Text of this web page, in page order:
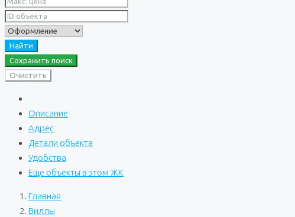
Найти
Сохранить поиск
Очистить
Описание
Адрес
Детали объекта
Удобства
Еще объекты в этом ЖК
Главная
Виллы